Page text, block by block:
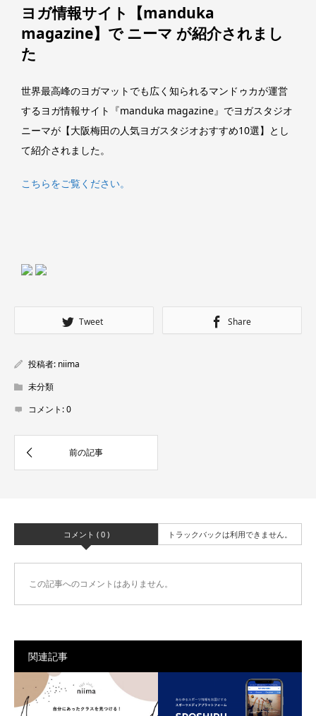
ヨガ情報サイト【manduka
magazine】で ニーマ が紹介されまし
た
世界最高峰のヨガマットでも広く知られるマンドゥカが運営
するヨガ情報サイト『manduka magazine』でヨガスタジオ
ニーマが【大阪梅田の人気ヨガスタジオおすすめ10選】とし
て紹介されました。
こちらをご覧ください。
Tweet Share
投稿者: niima
未分類
コメント:0
コメント ( 0 ) トラックバックは利用できません。
この記事へのコメントはありません。
関連記事